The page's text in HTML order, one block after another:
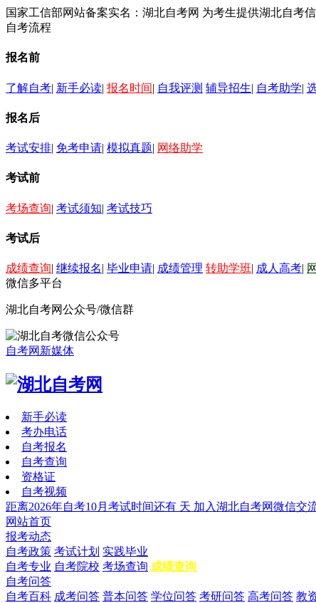
国家工信部网站备案实名：湖北自考网 为考生提供湖北自考
自考流程
报名前
了解自考| 新手必读| 报名时间| 自我评测 辅导招生| 自考助学|
报名后
考试安排| 免考申请| 模拟真题| 网络助学
考试前
考场查询| 考试须知| 考试技巧
考试后
成绩查询| 继续报名| 毕业申请| 成绩管理 转助学班| 成人高考|
微信多平台
湖北自考网公众号/微信群
自考网新媒体
新手必读
考办电话
自考报名
自考查询
资格证
自考视频
距离2026年自考10月考试时间还有 天 加入湖北自考网微信交
网站首页
报考动态
自考政策 考试计划 实践毕业
自考专业 自考院校 考场查询 成绩查询
自考问答
自考百科 成考问答 普本问答 学位问答 考研问答 高考问答 教